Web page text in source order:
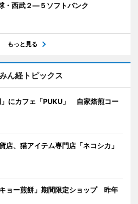
・西武２―５ソフトバンク
もっと見る
ん経トピックス
にカフェ「PUKU」 自家焙煎コー
店、猫アイテム専門店「ネコシカ」
ョー煎餅」期間限定ショップ 昨年